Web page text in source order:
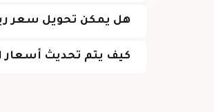
هل يمكن تحويل سعر
كيف يتم تحديث أسعار